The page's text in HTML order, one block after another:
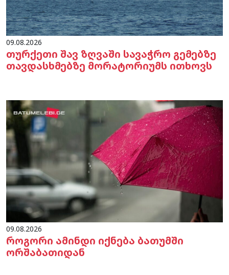
09.08.2026
თურქეთი შავ ზღვაში სავაჭრო გემებზე
თავდასხმებზე მორატორიუმს ითხოვს
09.08.2026
როგორი ამინდი იქნება ბათუმში
ორშაბათიდან